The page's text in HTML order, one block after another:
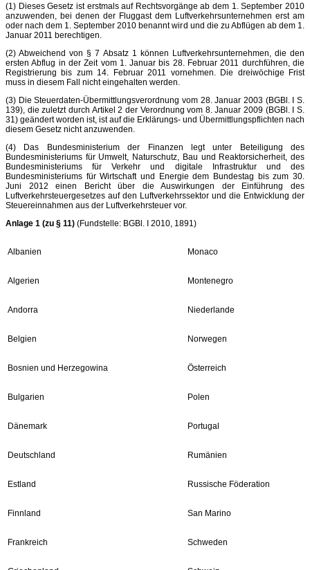
(1) Dieses Gesetz ist erstmals auf Rechtsvorgänge ab dem 1. September 2010
anzuwenden, bei denen der Fluggast dem Luftverkehrsunternehmen erst am
oder nach dem 1. September 2010 benannt wird und die zu Abflügen ab dem 1.
Januar 2011 berechtigen.
(2) Abweichend von § 7 Absatz 1 können Luftverkehrsunternehmen, die den
ersten Abflug in der Zeit vom 1. Januar bis 28. Februar 2011 durchführen, die
Registrierung bis zum 14. Februar 2011 vornehmen. Die dreiwöchige Frist
muss in diesem Fall nicht eingehalten werden.
(3) Die Steuerdaten-Übermittlungsverordnung vom 28. Januar 2003 (BGBl. I S.
139), die zuletzt durch Artikel 2 der Verordnung vom 8. Januar 2009 (BGBl. I S.
31) geändert worden ist, ist auf die Erklärungs- und Übermittlungspflichten nach
diesem Gesetz nicht anzuwenden.
(4) Das Bundesministerium der Finanzen legt unter Beteiligung des
Bundesministeriums für Umwelt, Naturschutz, Bau und Reaktorsicherheit, des
Bundesministeriums für Verkehr und digitale Infrastruktur und des
Bundesministeriums für Wirtschaft und Energie dem Bundestag bis zum 30.
Juni 2012 einen Bericht über die Auswirkungen der Einführung des
Luftverkehrsteuergesetzes auf den Luftverkehrssektor und die Entwicklung der
Steuereinnahmen aus der Luftverkehrsteuer vor.
Anlage 1 (zu § 11) (Fundstelle: BGBl. I 2010, 1891)
Albanien Monaco
Algerien Montenegro
Andorra Niederlande
Belgien Norwegen
Bosnien und Herzegowina Österreich
Bulgarien Polen
Dänemark Portugal
Deutschland Rumänien
Estland Russische Föderation
Finnland San Marino
Frankreich Schweden